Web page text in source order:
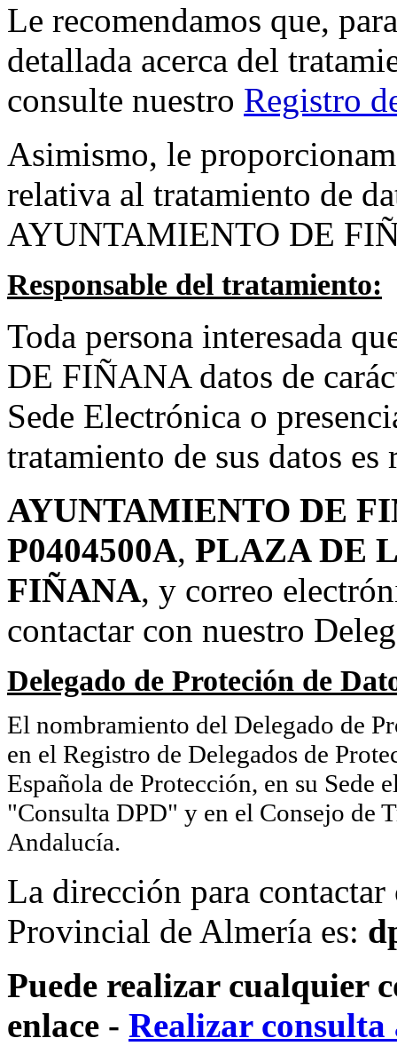
Le recomendamos que,
detallada acerca del
consulte nuestro Registro
Asimismo, le
relativa al tratamiento de
AYUNTAMIENTO DE
Responsable del tratamiento:
Toda persona interesada
DE FIÑANA datos de
Sede Electrónica o
tratamiento de sus datos es
AYUNTAMIENTO DE
P0404500A, PLAZA DE
FIÑANA, y correo
contactar con nuestro
Delegado de Proteción de
El nombramiento del Delegado de
en el Registro de Delegados de
Española de Protección, en su
"Consulta DPD" y en el Consejo de
Andalucía.
La dirección para
Provincial de Almería es:
Puede realizar cualquier
enlace - Realizar